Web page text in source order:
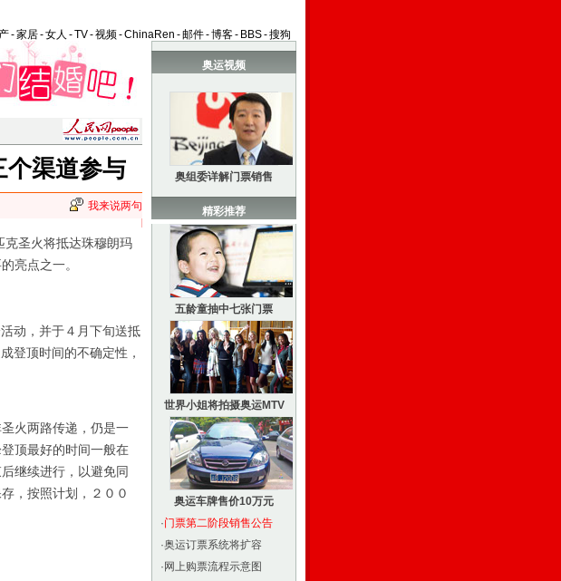
-家居-女人 -TV-视频-ChinaRen -邮件-博客- BBS-搜狗
个渠道参与
我来说两句
克圣火将抵达珠穆朗玛
亮点之一。
动，并于４月下旬送抵
登顶时间的不确定性，
火两路传递，仍是一
顶最好的时间一般在
继续进行，以避免同
，按照计划，２００
奥运视频
奥组委详解门票销售
精彩推荐
五龄童抽中七张门票
世界小姐将拍摄奥运MTV
奥运车牌售价10万元
·门票第二阶段销售公告
·奥运订票系统将扩容
· 网上购票流程示意图